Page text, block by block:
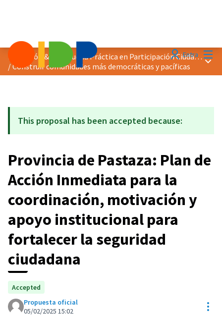
EntraDistinción &quot;Buena Práctica en Participación Ciudadana&quot; 2025
/Construir comunidades más democráticas y pacíficas
This proposal has been accepted because:
Provincia de Pastaza: Plan de
Acción Inmediata para la
coordinación, motivación y
apoyo institucional para
fortalecer la seguridad
ciudadana
Accepted
Propuesta oficial
05/02/2025 15:02